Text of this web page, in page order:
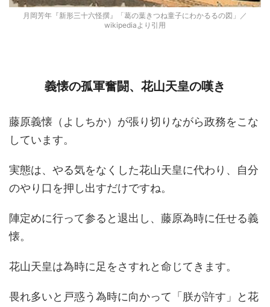
月岡芳年『新形三十六怪撰』「葛の葉きつね童子にわかるるの図」／
wikipediaより引用
義懐の孤軍奮闘、花山天皇の嘆き
藤原義懐（よしちか）が張り切りながら政務をこな
しています。
実態は、やる気をなくした花山天皇に代わり、自分
のやり口を押し出すだけですね。
陣定めに行って参ると退出し、藤原為時に任せる義
懐。
花山天皇は為時に足をさすれと命じてきます。
畏れ多いと戸惑う為時に向かって「朕が許す」と花